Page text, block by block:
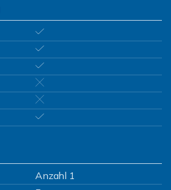
Anzahl 1